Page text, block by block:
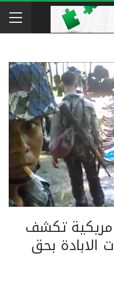
تكشف
الابادة بحق